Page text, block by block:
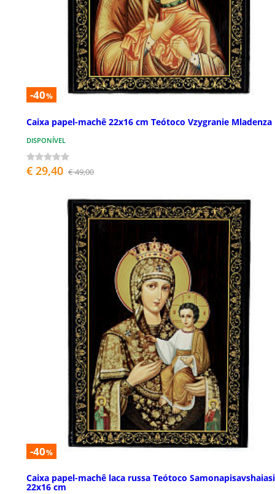
-40%
Caixa papel-machê 22x16 cm Teótoco Vzygranie Mladenza
DISPONÍVEL
€ 29,40 € 49,00
-40%
Caixa papel-machê laca russa Teótoco
22x16 cm